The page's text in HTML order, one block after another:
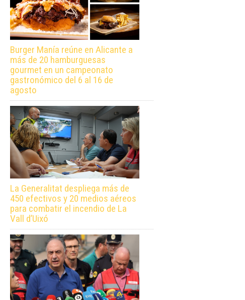
Burger Manía reúne en Alicante a
más de 20 hamburguesas
gourmet en un campeonato
gastronómico del 6 al 16 de
agosto
La Generalitat despliega más de
450 efectivos y 20 medios aéreos
para combatir el incendio de La
Vall d’Uixó